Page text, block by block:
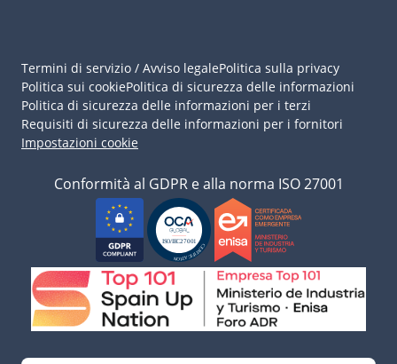
Termini di servizio / Avviso legalePolitica sulla privacy
Politica sui cookiePolitica di sicurezza delle informazioni
Politica di sicurezza delle informazioni per i terzi
Requisiti di sicurezza delle informazioni per i fornitori
Impostazioni cookie
Conformità al GDPR e alla norma ISO 27001